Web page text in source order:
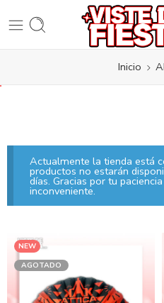
Inicio
Actualmente la tienda está
productos no estarán
días. Gracias por tu
inconveniente.
NEW
AGOTADO